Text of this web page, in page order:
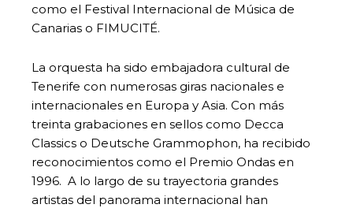
como el Festival Internacional de Música de
Canarias o FIMUCITÉ.
La orquesta ha sido embajadora cultural de
Tenerife con numerosas giras nacionales e
internacionales en Europa y Asia. Con más
treinta grabaciones en sellos como Decca
Classics o Deutsche Grammophon, ha recibido
reconocimientos como el Premio Ondas en
1996. A lo largo de su trayectoria grandes
artistas del panorama internacional han